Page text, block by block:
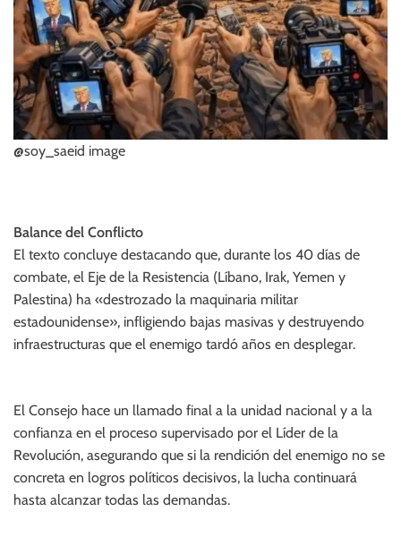
@soy_saeid image
Balance del Conflicto
El texto concluye destacando que, durante los 40 días de
combate, el Eje de la Resistencia (Líbano, Irak, Yemen y
Palestina) ha «destrozado la maquinaria militar
estadounidense», infligiendo bajas masivas y destruyendo
infraestructuras que el enemigo tardó años en desplegar.
El Consejo hace un llamado final a la unidad nacional y a la
confianza en el proceso supervisado por el Líder de la
Revolución, asegurando que si la rendición del enemigo no se
concreta en logros políticos decisivos, la lucha continuará
hasta alcanzar todas las demandas.